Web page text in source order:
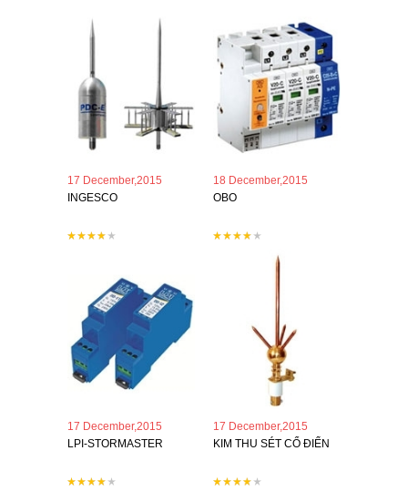
17 December,2015
INGESCO
18 December,2015
OBO
17 December,2015
LPI-STORMASTER
17 December,2015
KIM THU SÉT CỔ ĐIỂN